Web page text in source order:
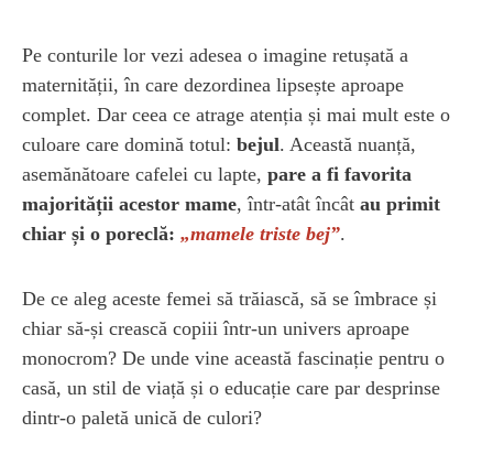
Pe conturile lor vezi adesea o imagine retușată a
maternității, în care dezordinea lipsește aproape
complet. Dar ceea ce atrage atenția și mai mult este o
culoare care domină totul: bejul. Această nuanță,
asemănătoare cafelei cu lapte, pare a fi favorita
majorității acestor mame, într-atât încât au primit
chiar și o poreclă: „mamele triste bej”.
De ce aleg aceste femei să trăiască, să se îmbrace și
chiar să-și crească copiii într-un univers aproape
monocrom? De unde vine această fascinație pentru o
casă, un stil de viață și o educație care par desprinse
dintr-o paletă unică de culori?